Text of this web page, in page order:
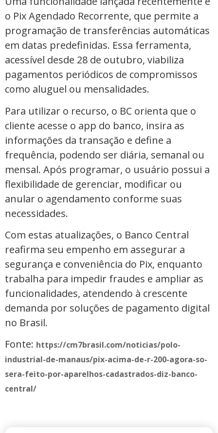
o Pix Agendado Recorrente, que permite a
programação de transferências automáticas
em datas predefinidas. Essa ferramenta,
acessível desde 28 de outubro, viabiliza
pagamentos periódicos de compromissos
como aluguel ou mensalidades.
Para utilizar o recurso, o BC orienta que o
cliente acesse o app do banco, insira as
informações da transação e define a
frequência, podendo ser diária, semanal ou
mensal. Após programar, o usuário possui a
flexibilidade de gerenciar, modificar ou
anular o agendamento conforme suas
necessidades.
Com estas atualizações, o Banco Central
reafirma seu empenho em assegurar a
segurança e conveniência do Pix, enquanto
trabalha para impedir fraudes e ampliar as
funcionalidades, atendendo à crescente
demanda por soluções de pagamento digital
no Brasil.
Fonte: https://cm7brasil.com/noticias/polo-
industrial-de-manaus/pix-acima-de-r-200-agora-so-
sera-feito-por-aparelhos-cadastrados-diz-banco-
central/